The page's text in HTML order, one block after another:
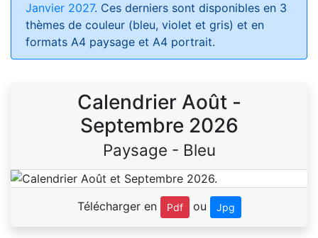
Janvier 2027. Ces derniers sont disponibles en 3
thèmes de couleur (bleu, violet et gris) et en
formats A4 paysage et A4 portrait.
Calendrier Août -
Septembre 2026
Paysage - Bleu
Télécharger en Pdf ou Jpg